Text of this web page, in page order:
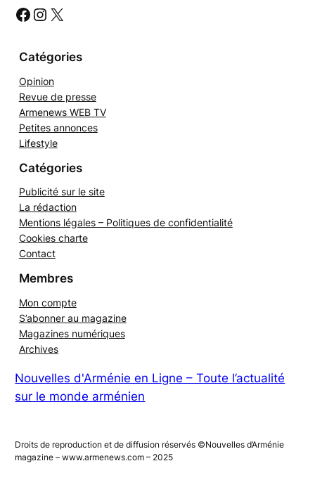
h
r
# # #
Opinion
Revue de presse
Armenews WEB TV
Petites annonces
Publicité sur le site
La rédaction
Mentions légales – Politiques de confidentialité
Cookies charte
Mon compte
S’abonner au magazine
Magazines numériques
Nouvelles d'Arménie en Ligne – Toute l’actualité
Droits de reproduction et de diffusion réservés ©Nouvelles d’Arménie